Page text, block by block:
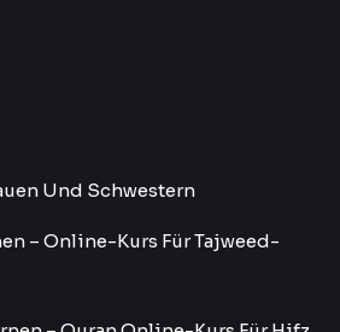
Und Schwestern
– Online-Kurs Für Tajweed-